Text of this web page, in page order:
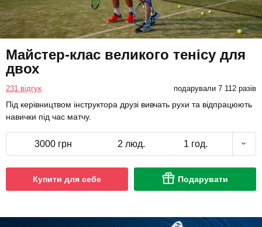
Майстер-клас великого тенісу для
двох
231 відгук подарували 7 112 разів
Під керівництвом інструктора друзі вивчать рухи та відпрацюють
навички під час матчу.
3000 грн 2 люд. 1 год.
Купити для себе Подарувати